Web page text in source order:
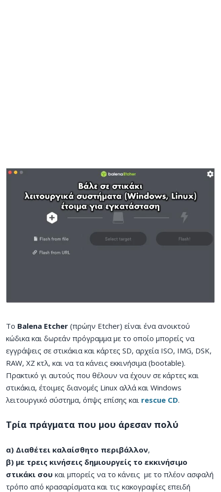
Το Balena Etcher (πρώην Etcher) είναι ένα ανοικτού
κώδικα και δωρεάν πρόγραμμα με το οποίο μπορείς να
εγγράψεις σε στικάκια και κάρτες SD, αρχεία ISO, IMG, DSK,
RAW, XZ κτλ, και να τα κάνεις εκκινήσιμα (bootable).
Πρακτικό γι αυτούς που θέλουν να έχουν σε κάρτες και
στικάκια, έτοιμες διανομές Linux αλλά και Windows
λειτουργικό σύστημα, όπψς επίσης και rescue CD.
Τρία πράγματα που μου άρεσαν πολύ
α) Διαθέτει καλαίσθητο περιβάλλον,
β) με τρεις κινήσεις δημιουργείς το εκκινήσιμο
στικάκι σου και μπορείς να το κάνεις με το πλέον ασφαλή
τρόπο από κρασαρίσματα και τις κακογραφίες επειδή